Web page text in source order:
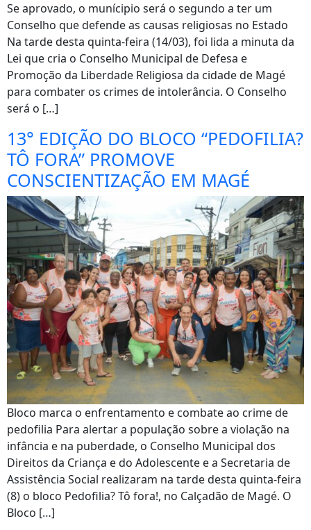
Se aprovado, o munícipio será o segundo a ter um
Conselho que defende as causas religiosas no Estado
Na tarde desta quinta-feira (14/03), foi lida a minuta da
Lei que cria o Conselho Municipal de Defesa e
Promoção da Liberdade Religiosa da cidade de Magé
para combater os crimes de intolerância. O Conselho
será o […]
13° EDIÇÃO DO BLOCO “PEDOFILIA?
TÔ FORA” PROMOVE
CONSCIENTIZAÇÃO EM MAGÉ
Bloco marca o enfrentamento e combate ao crime de
pedofilia Para alertar a população sobre a violação na
infância e na puberdade, o Conselho Municipal dos
Direitos da Criança e do Adolescente e a Secretaria de
Assistência Social realizaram na tarde desta quinta-feira
(8) o bloco Pedofilia? Tô fora!, no Calçadão de Magé. O
Bloco […]